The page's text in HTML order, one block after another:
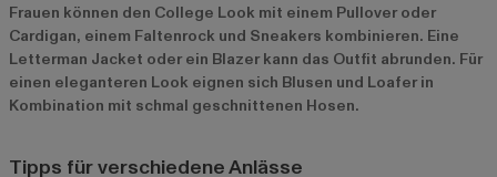
Frauen können den College Look mit einem Pullover oder
Cardigan, einem Faltenrock und Sneakers kombinieren. Eine
Letterman Jacket oder ein Blazer kann das Outfit abrunden. Für
einen eleganteren Look eignen sich Blusen und Loafer in
Kombination mit schmal geschnittenen Hosen.
Tipps für verschiedene Anlässe